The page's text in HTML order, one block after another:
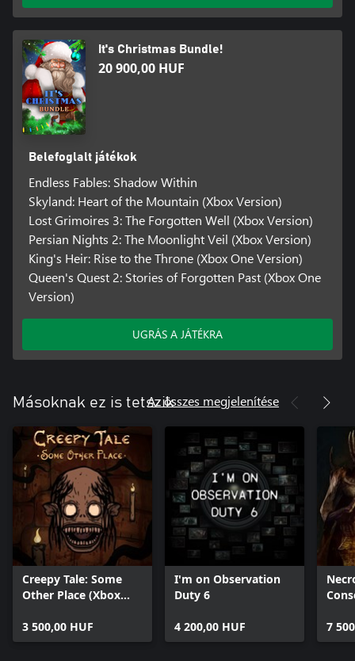
It's Christmas Bundle!
20 900,00 HUF
Belefoglalt játékok
Endless Fables: Shadow Within
Skyland: Heart of the Mountain (Xbox Version)
Lost Grimoires 3: The Forgotten Well (Xbox Version)
Persian Nights 2: The Moonlight Veil (Xbox Version)
King's Heir: Rise to the Throne (Xbox One Version)
Queen's Quest 2: Stories of Forgotten Past (Xbox One
Version)
UGRÁS A JÁTÉKRA
Másoknak ez is tetszikAz összes megjelenítése
Creepy Tale: Some
Other Place (Xbox
3 500,00 HUF
I'm on Observation
Duty 6
4 200,00 HUF 7